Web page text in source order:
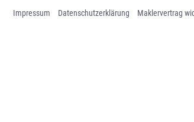
Skip to content
Impressum Datenschutz­erklärung Maklervertrag